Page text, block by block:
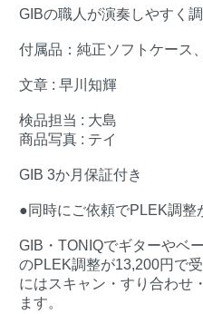
GIBの職人が演奏しやすく
付属品：純正ソフトケース
文章 : 早川知輝
検品担当 : 大島
商品写真 : テイ
GIB 3か月保証付き
●同時にご依頼でPLEK調整
GIB・TONIQでギターやベ
のPLEK調整が13,200円で
にはスキャン・すり合わせ
ます。